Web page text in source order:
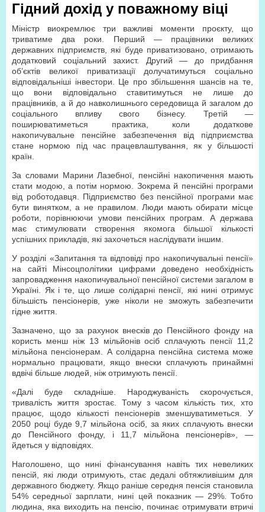
Гідний дохід у поважному віці
Міністр виокремлює три важливі моменти проєкту, що
триватиме два роки. Перший — працівники великих
державних підприємств, які буде приватизовано, отримають
додатковий соціальний захист. Другий — до придбання
об’єктів великої приватизації долучатимуться соціально
відповідальніші інвестори. Це про збільшення шансів на те,
що вони відповідально ставитимуться не лише до
працівників, а й до навколишнього середовища й загалом до
соціального впливу свого бізнесу. Третій —
поширюватиметься практика, коли додаткове
накопичувальне пенсійне забезпечення від підприємства
стане нормою під час працевлаштування, як у більшості
країн.
За словами Марини Лазебної, пенсійні накопичення мають
стати модою, а потім нормою. Зокрема й пенсійні програми
від роботодавця. Підприємство без пенсійної програми має
бути винятком, а не правилом. Люди мають обирати місце
роботи, порівнюючи умови пенсійних програм. А держава
має стимулювати створення якомога більшої кількості
успішних прикладів, які захочеться наслідувати іншим.
У розділі «Запитання та відповіді про накопичувальні пенсії»
на сайті Мінсоцполітики цифрами доведено необхідність
запровадження накопичувальної пенсійної системи загалом в
Україні. Як і те, що лише солідарні пенсії, які нині отримує
більшість пенсіонерів, уже ніколи не зможуть забезпечити
гідне життя.
Зазначено, що за рахунок внесків до Пенсійного фонду на
користь менш ніж 13 мільйонів осіб сплачують пенсії 11,2
мільйона пенсіонерам. А солідарна пенсійна система може
нормально працювати, якщо внески сплачують принаймні
вдвічі більше людей, ніж отримують пенсії.
«Далі буде складніше. Народжуваність скорочується,
тривалість життя зростає. Тому з часом кількість тих, хто
працює, щодо кількості пенсіонерів зменшуватиметься. У
2050 році буде 9,7 мільйона осіб, за яких сплачують внески
до Пенсійного фонду, і 11,7 мільйона пенсіонерів», —
йдеться у відповідях.
Наголошено, що нині фінансування навіть тих невеликих
пенсій, які люди отримують, стає дедалі обтяжливішим для
державного бюджету. Якщо раніше середня пенсія становила
54% середньої зарплати, нині цей показник — 29%. Тобто
людина, яка виходить на пенсію, починає отримувати втричі